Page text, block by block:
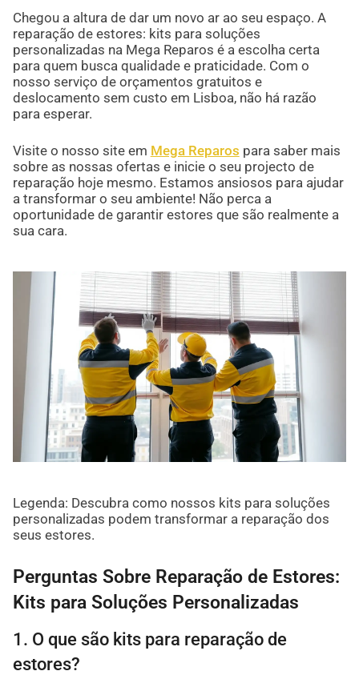
Chegou a altura de dar um novo ar ao seu espaço. A
reparação de estores: kits para soluções
personalizadas na Mega Reparos é a escolha certa
para quem busca qualidade e praticidade. Com o
nosso serviço de orçamentos gratuitos e
deslocamento sem custo em Lisboa, não há razão
para esperar.
Visite o nosso site em Mega Reparos para saber mais
sobre as nossas ofertas e inicie o seu projecto de
reparação hoje mesmo. Estamos ansiosos para ajudar
a transformar o seu ambiente! Não perca a
oportunidade de garantir estores que são realmente a
sua cara.
Legenda: Descubra como nossos kits para soluções
personalizadas podem transformar a reparação dos
seus estores.
Perguntas Sobre Reparação de Estores:
Kits para Soluções Personalizadas
1. O que são kits para reparação de
estores?